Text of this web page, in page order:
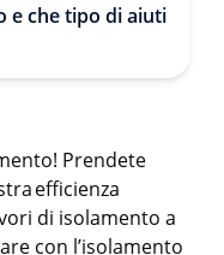
e che tipo di aiuti
Prendete
efficienza
di isolamento a
con l’isolamento